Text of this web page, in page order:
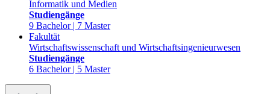
Informatik und Medien
Studiengänge
9 Bachelor | 7 Master
Fakultät
Wirtschaftswissenschaft und Wirtschaftsingenieurwesen
Studiengänge
6 Bachelor | 5 Master